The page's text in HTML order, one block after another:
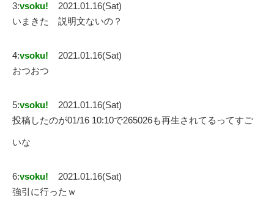
3:vsoku!
2021.01.16(Sat)
いまきた 説明文ないの？
4:vsoku!
2021.01.16(Sat)
おつおつ
5:vsoku!
2021.01.16(Sat)
投稿したのが01/16 10:10で265026も再生されてるってすご
いな
6:vsoku!
2021.01.16(Sat)
強引に行ったｗ